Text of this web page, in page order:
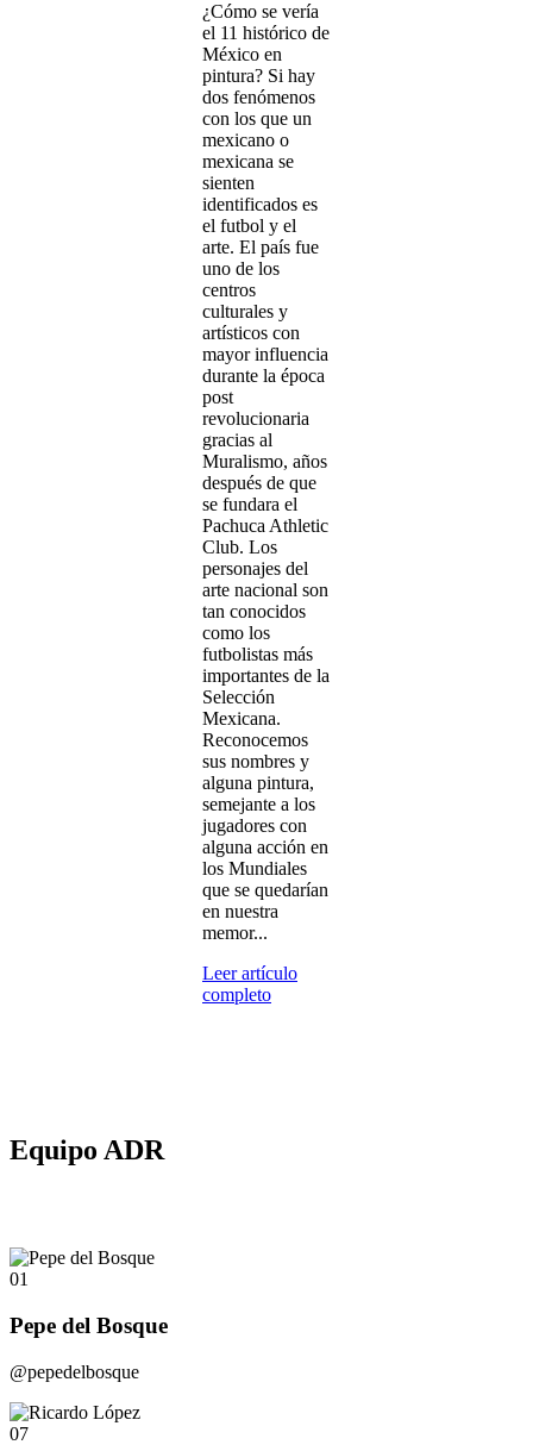
¿Cómo se vería
el 11 histórico de
México en
pintura? Si hay
dos fenómenos
con los que un
mexicano o
mexicana se
sienten
identificados es
el futbol y el
arte. El país fue
uno de los
centros
culturales y
artísticos con
mayor influencia
durante la época
post
revolucionaria
gracias al
Muralismo, años
después de que
se fundara el
Pachuca Athletic
Club. Los
personajes del
arte nacional son
tan conocidos
como los
futbolistas más
importantes de la
Selección
Mexicana.
Reconocemos
sus nombres y
alguna pintura,
semejante a los
jugadores con
alguna acción en
los Mundiales
que se quedarían
en nuestra
memor...
Leer artículo
completo
Equipo ADR
01
Pepe del Bosque
@pepedelbosque
07